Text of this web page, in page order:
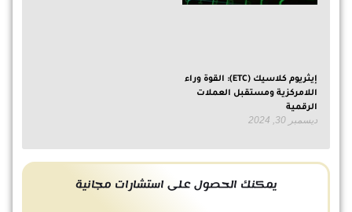
إيثريوم كلاسيك (ETC): القوة وراء
اللامركزية ومستقبل العملات
الرقمية
ديسمبر 30, 2024
يمكنك الحصول على استشارات مجانية